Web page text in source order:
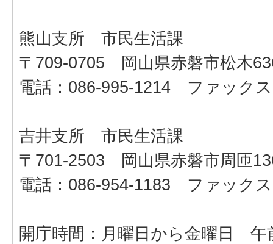
熊山支所 市民生活課
〒709-0705 岡山県赤磐市松木
電話：086-995-1214 ファック
吉井支所 市民生活課
〒701-2503 岡山県赤磐市周匝
電話：086-954-1183 ファック
開庁時間：月曜日から金曜日 午